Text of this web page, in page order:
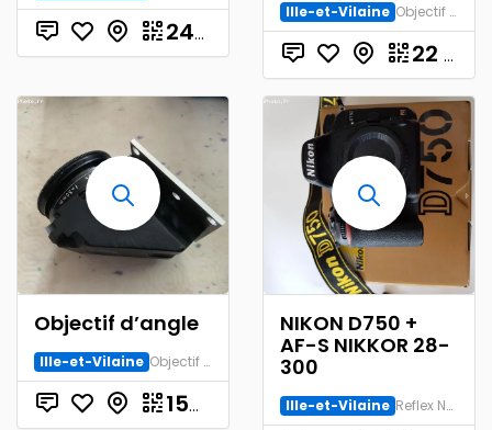
240.00 €
Ille-et-Vilaine Objectif Agrandisseur
22
Objectif d’angle
Ille-et-Vilaine Objectif Agrandisseur
150.00
NIKON D750 +
AF-S NIKKOR 28-
300
Ille-et-Vilaine Reflex Numérique